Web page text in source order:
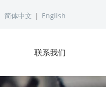
简体中文 | English
联系我们